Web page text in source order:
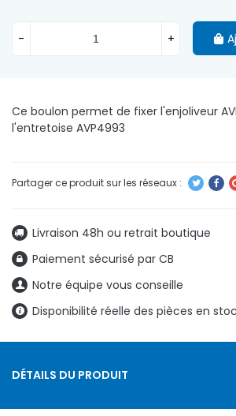
Ce boulon permet de fixer l'enjoliveur
l'entretoise AVP4993
Livraison 48h ou retrait boutique
Paiement sécurisé par CB
Notre équipe vous conseille
Disponibilité réelle des pièces en
- +
DÉTAILS DU PRODUIT